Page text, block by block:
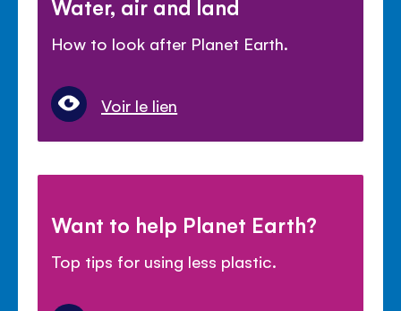
Water, air and land
How to look after Planet Earth.
Voir le lien
Want to help Planet Earth?
Top tips for using less plastic.